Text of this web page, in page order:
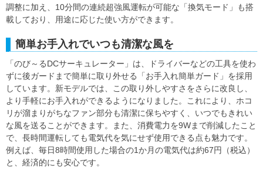
調整に加え、10分間の連続超強風運転が可能な「換気モード」も搭
載しており、用途に応じた使い方ができます。
簡単お手入れでいつも清潔な風を
「のび～るDCサーキュレーター」は、ドライバーなどの工具を使わ
ずに後ガードまで簡単に取り外せる「お手入れ簡単ガード」を採用
しています。新モデルでは、この取り外しやすさをさらに改良し、
より手軽にお手入れができるようになりました。これにより、ホコ
リが溜まりがちなファン部分も清潔に保ちやすく、いつでもきれい
な風を送ることができます。また、消費電力を9Wまで削減したこと
で、長時間運転しても電気代を気にせず使用できる点も魅力です。
例えば、毎日8時間使用した場合の1か月の電気代は約67円（税込）
と、経済的にも安心です。